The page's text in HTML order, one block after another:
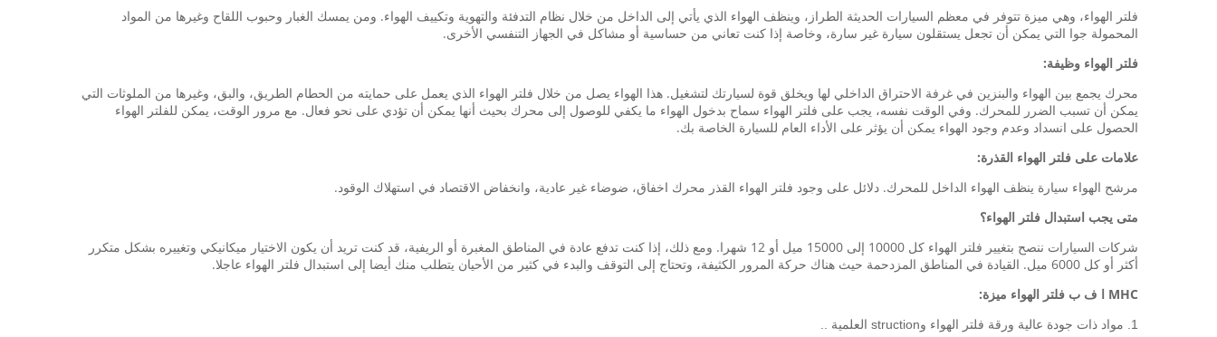
فلتر الهواء، وهي ميزة تتوفر في معظم السيارات الحديثة الطراز، وينظف الهواء الذي يأتي إلى الداخل من خلال نظام التدفئة والتهوية وتكييف الهواء. ومن يمسك الغبار وحبوب اللقاح وغيرها من المواد
المحمولة جوا التي يمكن أن تجعل يستقلون سيارة غير سارة، وخاصة إذا كنت تعاني من حساسية أو مشاكل في الجهاز التنفسي الأخرى.
فلتر الهواء وظيفة:
محرك يجمع بين الهواء والبنزين في غرفة الاحتراق الداخلي لها ويخلق قوة لسيارتك لتشغيل. هذا الهواء يصل من خلال فلتر الهواء الذي يعمل على حمايته من الحطام الطريق، والبق، وغيرها من الملوثات التي
يمكن أن تسبب الضرر للمحرك. وفي الوقت نفسه، يجب على فلتر الهواء سماح بدخول الهواء ما يكفي للوصول إلى محرك بحيث أنها يمكن أن تؤدي على نحو فعال. مع مرور الوقت، يمكن للفلتر الهواء
الحصول على انسداد وعدم وجود الهواء يمكن أن يؤثر على الأداء العام للسيارة الخاصة بك.
علامات على فلتر الهواء القذرة:
مرشح الهواء سيارة ينظف الهواء الداخل للمحرك. دلائل على وجود فلتر الهواء القذر محرك اخفاق، ضوضاء غير عادية، وانخفاض الاقتصاد في استهلاك الوقود.
متى يجب استبدال فلتر الهواء؟
شركات السيارات ننصح بتغيير فلتر الهواء كل 10000 إلى 15000 ميل أو 12 شهرا. ومع ذلك، إذا كنت تدفع عادة في المناطق المغبرة أو الريفية، قد كنت تريد أن يكون الاختيار ميكانيكي وتغييره بشكل متكرر
أكثر أو كل 6000 ميل. القيادة في المناطق المزدحمة حيث هناك حركة المرور الكثيفة، وتحتاج إلى التوقف والبدء في كثير من الأحيان يتطلب منك أيضا إلى استبدال فلتر الهواء عاجلا.
MHC ا ف ب فلتر الهواء ميزة:
1. مواد ذات جودة عالية ورقة فلتر الهواء وstruction العلمية ..